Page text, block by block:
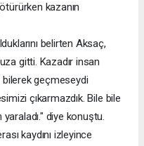
kazanın
belirten Aksaç,
gitti. Kazadır insan
bilerek geçmeseydi
çıkarmazdık. Bile bile
diye konuştu.
kaydını izleyince